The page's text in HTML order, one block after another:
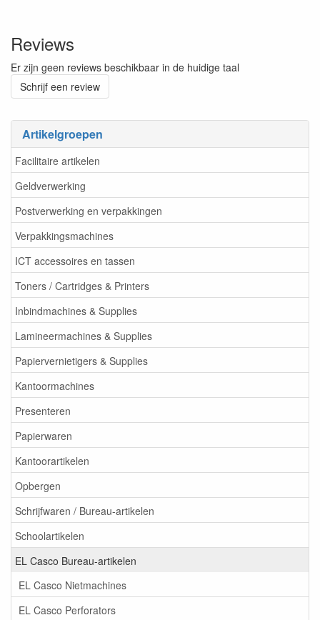
Artikelgroepen
Facilitaire artikelen
Geldverwerking
Postverwerking en verpakkingen
Verpakkingsmachines
ICT accessoires en tassen
Toners / Cartridges & Printers
Inbindmachines & Supplies
Lamineermachines & Supplies
Papiervernietigers & Supplies
Kantoormachines
Presenteren
Papierwaren
Kantoorartikelen
Opbergen
Schrijfwaren / Bureau-artikelen
Schoolartikelen
EL Casco Bureau-artikelen
EL Casco Nietmachines
EL Casco Perforators
Reviews
Er zijn geen reviews beschikbaar in de huidige taal
Schrijf een review